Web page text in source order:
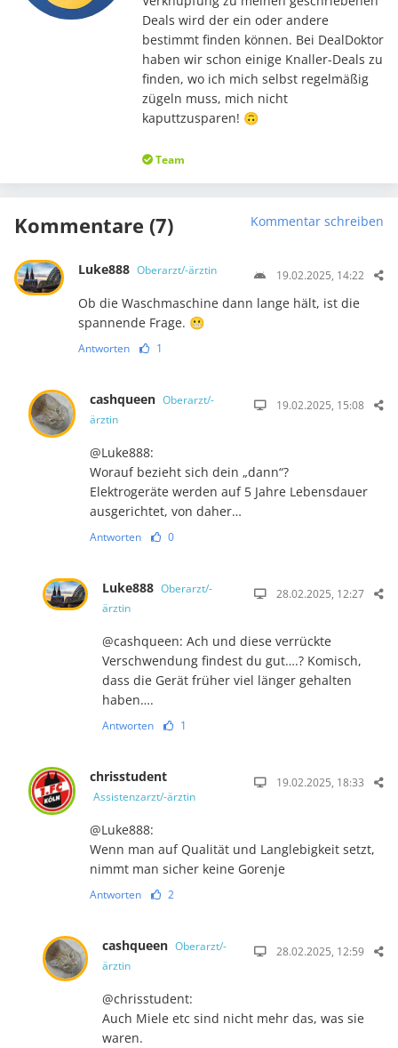
Deals wird der ein oder andere
bestimmt finden können. Bei DealDoktor
haben wir schon einige Knaller-Deals zu
finden, wo ich mich selbst regelmäßig
zügeln muss, mich nicht
kaputtzusparen! 🙃
Team
Kommentare (7) Kommentar schreiben
Luke888 Oberarzt/-ärztin 19.02.2025, 14:22
Ob die Waschmaschine dann lange hält, ist die
spannende Frage. 😬
Antworten 1
cashqueen Oberarzt/-
ärztin
19.02.2025, 15:08
@Luke888:
Worauf bezieht sich dein „dann“?
Elektrogeräte werden auf 5 Jahre Lebensdauer
ausgerichtet, von daher…
Antworten 0
Luke888 Oberarzt/-
ärztin
28.02.2025, 12:27
@cashqueen: Ach und diese verrückte
Verschwendung findest du gut….? Komisch,
dass die Gerät früher viel länger gehalten
haben….
Antworten 1
chrisstudent
Assistenzarzt/-ärztin
19.02.2025, 18:33
@Luke888:
Wenn man auf Qualität und Langlebigkeit setzt,
nimmt man sicher keine Gorenje
Antworten 2
cashqueen Oberarzt/-
ärztin
28.02.2025, 12:59
@chrisstudent:
Auch Miele etc sind nicht mehr das, was sie
waren.